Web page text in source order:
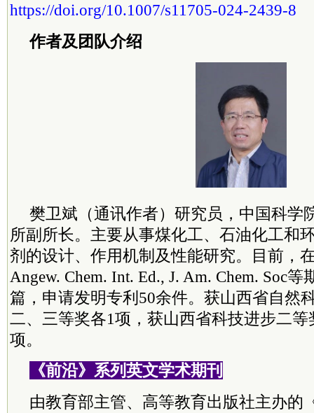
https://doi.org/10.1007/s11705-024-2439-8
作者及团队介绍
樊卫斌（通讯作者）研究员，中国科学
所副所长。主要从事煤化工、石油化工和
剂的设计、作用机制及性能研究。目前，在
Angew. Chem. Int. Ed., J. Am. Chem. Soc
篇，申请发明专利50余件。获山西省自然
二、三等奖各1项，获山西省科技进步二等
项。
《前沿》系列英文学术期刊
由教育部主管、高等教育出版社主办的